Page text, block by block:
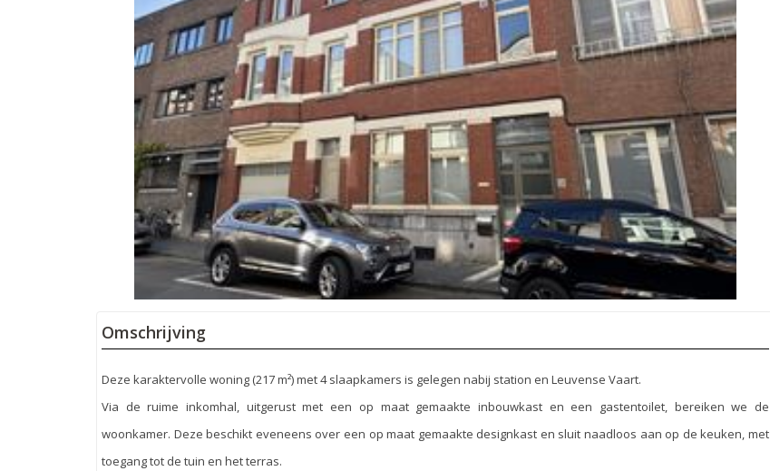
Omschrijving
Deze karaktervolle woning (217 m²) met 4 slaapkamers is gelegen nabij station en Leuvense Vaart.
Via de ruime inkomhal, uitgerust met een op maat gemaakte inbouwkast en een gastentoilet, bereiken we de
woonkamer. Deze beschikt eveneens over een op maat gemaakte designkast en sluit naadloos aan op de keuken, met
toegang tot de tuin en het terras.